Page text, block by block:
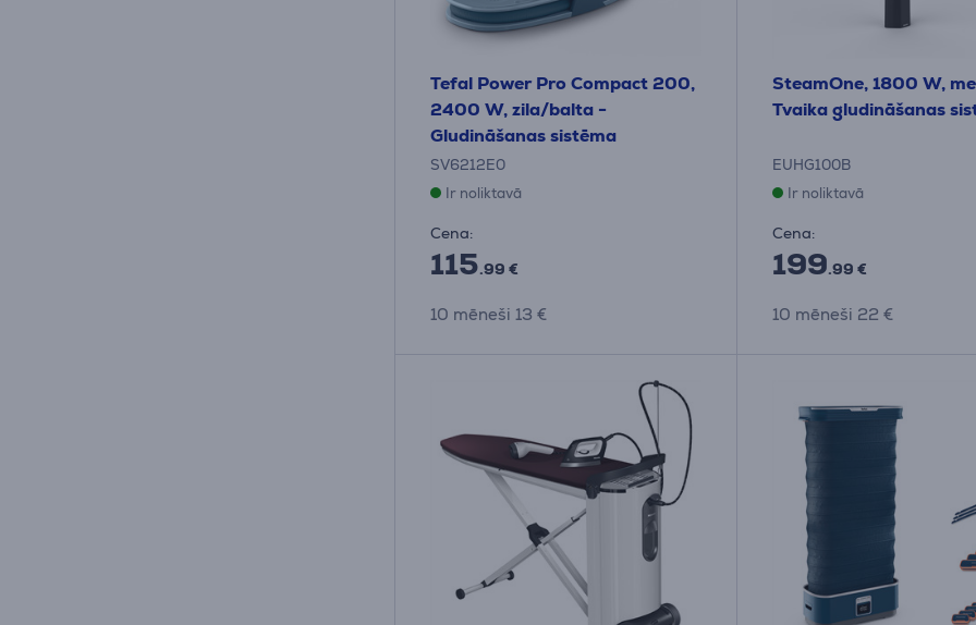
Tefal Power Pro Compact 200,
2400 W, zila/balta -
Gludināšanas sistēma
SV6212E0
Ir noliktavā
Cena:
115.99 €
10 mēneši 13 €
SteamOne, 1800 W,
Tvaika gludināšanas
EUHG100B
Ir noliktavā
Cena:
199.99 €
10 mēneši 22 €